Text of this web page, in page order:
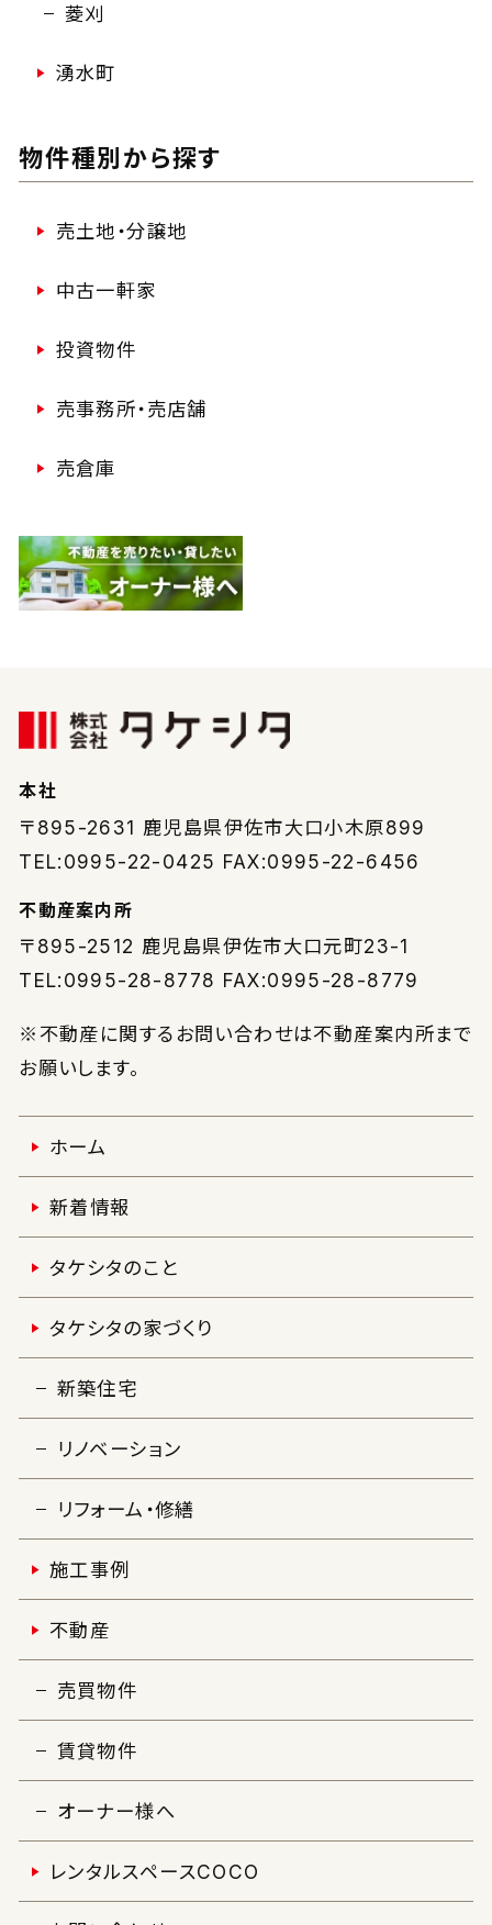
菱刈
湧水町
物件種別から探す
売土地・分譲地
中古一軒家
投資物件
売事務所・売店舗
売倉庫
本社
〒895-2631 鹿児島県伊佐市大口小木原899
TEL:0995-22-0425 FAX:0995-22-6456
不動産案内所
〒895-2512 鹿児島県伊佐市大口元町23-1
TEL:0995-28-8778 FAX:0995-28-8779
※不動産に関するお問い合わせは不動産案内所まで
お願いします。
ホーム
新着情報
タケシタのこと
タケシタの家づくり
新築住宅
リノベーション
リフォーム・修繕
施工事例
不動産
売買物件
賃貸物件
オーナー様へ
レンタルスペースCOCO